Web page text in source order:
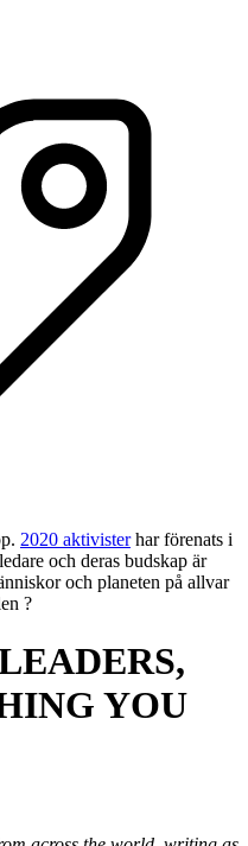
2020 aktivisterhar förenats i
och deras budskap är
och planeten på allvar
?
YOU